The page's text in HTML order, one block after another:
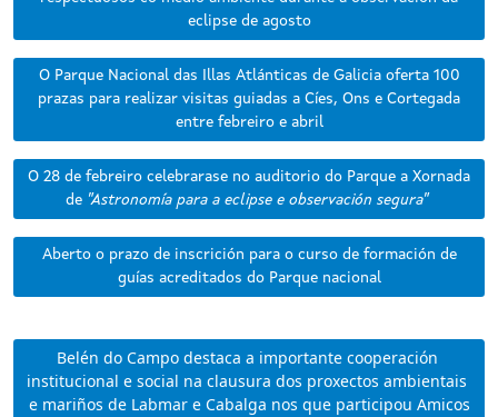
eclipse de agosto
O Parque Nacional das Illas Atlánticas de Galicia oferta 100
prazas para realizar visitas guiadas a Cíes, Ons e Cortegada
entre febreiro e abril
O 28 de febreiro celebrarase no auditorio do Parque a Xornada
de "Astronomía para a eclipse e observación segura"
Aberto o prazo de inscrición para o curso de formación de
guías acreditados do Parque nacional
Belén do Campo destaca a importante cooperación
institucional e social na clausura dos proxectos ambientais
e mariños de Labmar e Cabalga nos que participou Amicos